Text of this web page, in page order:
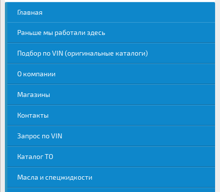
Главная
Раньше мы работали здесь
Подбор по VIN (оригинальные каталоги)
О компании
Магазины
Контакты
Запрос по VIN
Каталог ТО
Масла и спецжидкости